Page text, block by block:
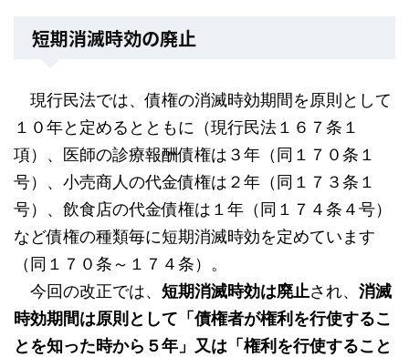
短期消滅時効の廃止
現行民法では、債権の消滅時効期間を原則として
１０年と定めるとともに（現行民法１６７条１
項）、医師の診療報酬債権は３年（同１７０条１
号）、小売商人の代金債権は２年（同１７３条１
号）、飲食店の代金債権は１年（同１７４条４号）
など債権の種類毎に短期消滅時効を定めています
（同１７０条～１７４条）。
今回の改正では、 短期消滅時効は廃止され、 消滅
時効期間は原則として「債権者が権利を行使するこ
とを知った時から５年」又は「権利を行使すること